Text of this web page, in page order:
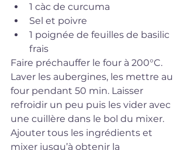
1 càc de curcuma
Sel et poivre
1 poignée de feuilles de basilic
frais
Faire préchauffer le four à 200°C.
Laver les aubergines, les mettre au
four pendant 50 min. Laisser
refroidir un peu puis les vider avec
une cuillère dans le bol du mixer.
Ajouter tous les ingrédients et
mixer jusqu’à obtenir la